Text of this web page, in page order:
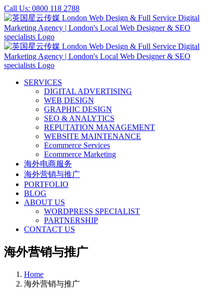
Skip
to
content
Call Us: 0800 118 2788
SERVICES
DIGITAL ADVERTISING
WEB DESIGN
GRAPHIC DESIGN
SEO & ANALYTICS
REPUTATION MANAGEMENT
WEBSITE MAINTENANCE
Ecommerce Services
Ecommerce Marketing
海外电商服务
海外营销与推广
PORTFOLIO
BLOG
ABOUT US
WORDPRESS SPECIALIST
PARTNERSHIP
CONTACT US
海外营销与推广
Home
海外营销与推广